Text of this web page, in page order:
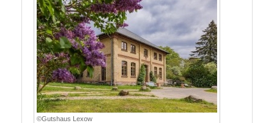
©Gutshaus Lexow